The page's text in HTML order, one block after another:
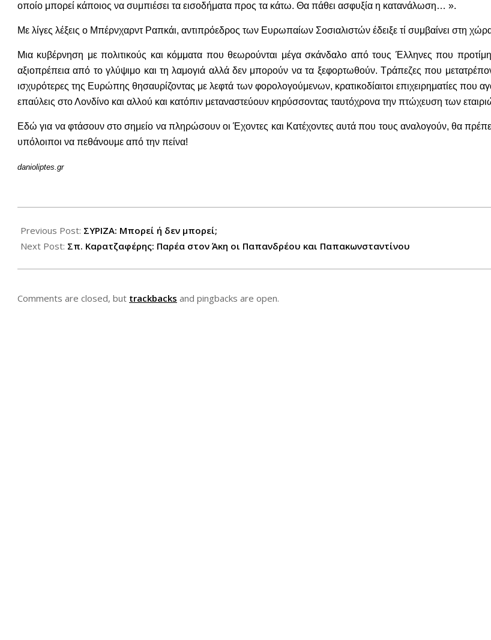
οποίο μπορεί κάποιος να συμπιέσει τα εισοδήματα προς τα κάτω. Θα πάθει ασφυξία η κατανάλωση… ».
Με λίγες λέξεις ο Μπέρνχαρντ Ραπκάι, αντιπρόεδρος των Ευρωπαίων Σοσιαλιστών έδειξε τί συμβαίνει στη
Μια κυβέρνηση με πολιτικούς και κόμματα που θεωρούνται μέγα σκάνδαλο από τους Έλληνες που
αξιοπρέπεια από το γλύψιμο και τη λαμογιά αλλά δεν μπορούν να τα ξεφορτωθούν. Τράπεζες που
ισχυρότερες της Ευρώπης θησαυρίζοντας με λεφτά των φορολογούμενων, κρατικοδίαιτοι επιχειρηματίες που
επαύλεις στο Λονδίνο και αλλού και κατόπιν μεταναστεύουν κηρύσσοντας ταυτόχρονα την πτώχευση των
Εδώ για να φτάσουν στο σημείο να πληρώσουν οι Έχοντες και Κατέχοντες αυτά που τους αναλογούν, θα
υπόλοιποι να πεθάνουμε από την πείνα!
danioliptes.gr
11-
01
Previous Post: ΣΥΡΙΖΑ: Μπορεί ή δεν μπορεί;
Next Post: Σπ. Καρατζαφέρης: Παρέα στον Άκη οι Παπανδρέου και Παπακωνσταντίνου
Comments are closed, but trackbacks and pingbacks are open.